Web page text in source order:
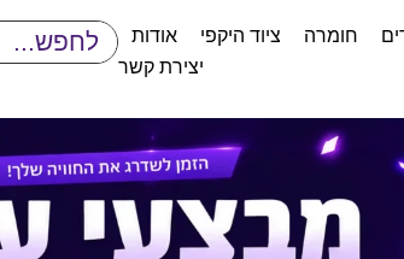
חומרה ציוד היקפי
אודות
יצירת קשר